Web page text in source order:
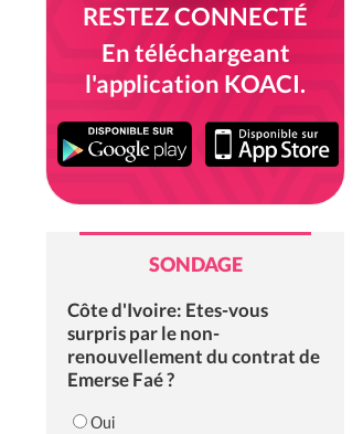
RESTEZ CONNECTÉ
En téléchargeant
l'application KOACI.
SONDAGE
Côte d'Ivoire: Etes-vous
surpris par le non-
renouvellement du contrat de
Emerse Faé ?
Oui